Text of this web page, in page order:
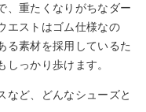
、重たくなりがちなダー
エストはゴム仕様なの
る素材を採用しているた
っかり歩けます。
など、どんなシューズと